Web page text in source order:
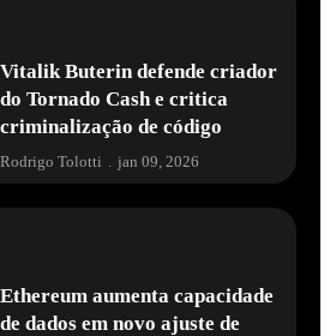
Vitalik Buterin defende criador
do Tornado Cash e critica
criminalização de código
Rodrigo Tolotti jan 09, 2026
Ethereum aumenta capacidade
de dados em novo ajuste de